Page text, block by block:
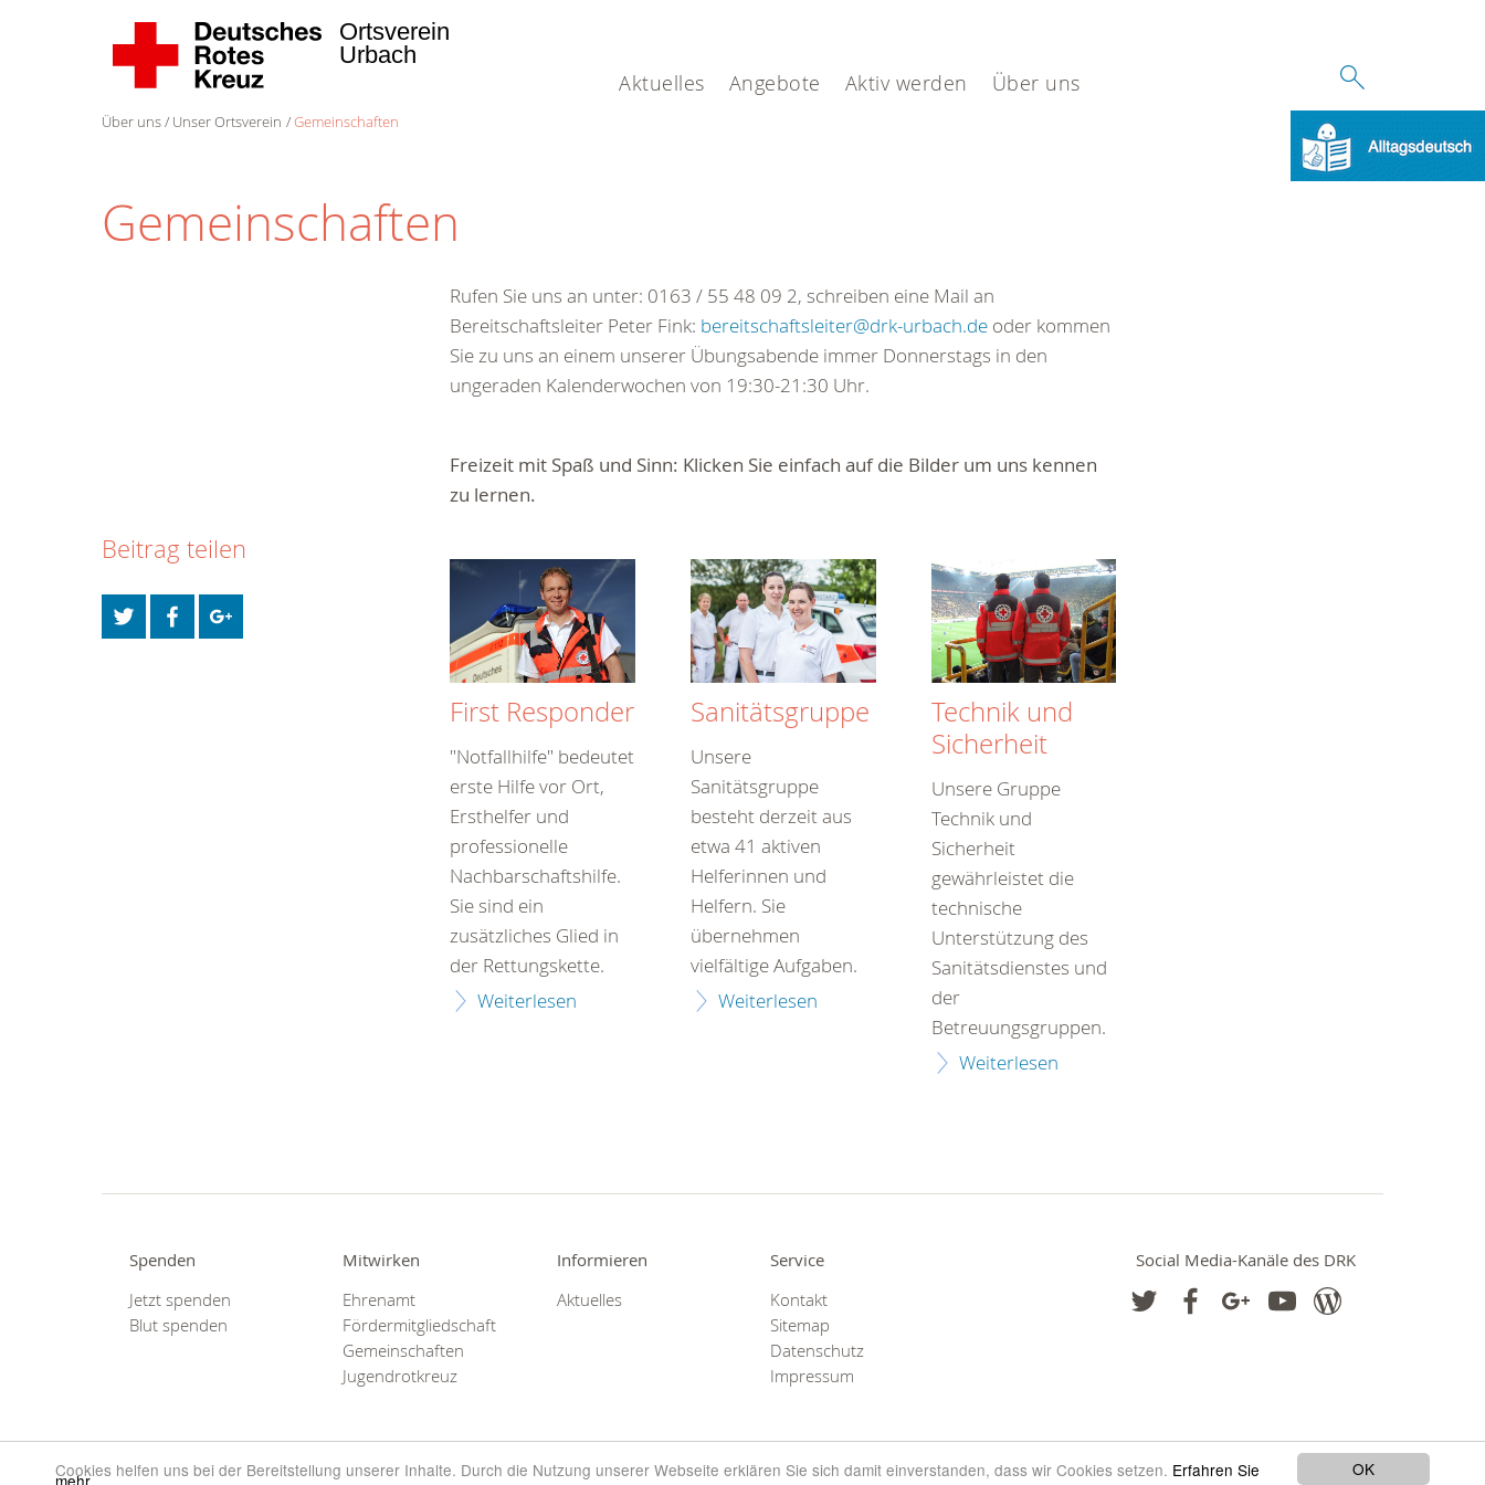
OK
Cookies helfen uns bei der Bereitstellung unserer Inhalte. Durch die Nutzung unserer Webseite erklären Sie sich damit einverstanden, dass wir Cookies setzen. Erfahren Sie
mehr
Aktuelles Angebote Aktiv werden Über uns
Ortsverein
Urbach
Über uns Unser Ortsverein Gemeinschaften
Gemeinschaften
Rufen Sie uns an unter: 0163 / 55 48 09 2, schreiben eine Mail an
Bereitschaftsleiter Peter Fink: bereitschaftsleiter@drk-urbach.de oder kommen
Sie zu uns an einem unserer Übungsabende immer Donnerstags in den
ungeraden Kalenderwochen von 19:30-21:30 Uhr.
Freizeit mit Spaß und Sinn: Klicken Sie einfach auf die Bilder um uns kennen
zu lernen.
First Responder
"Notfallhilfe" bedeutet
erste Hilfe vor Ort,
Ersthelfer und
professionelle
Nachbarschaftshilfe.
Sie sind ein
zusätzliches Glied in
der Rettungskette.
Weiterlesen
Sanitätsgruppe
Unsere
Sanitätsgruppe
besteht derzeit aus
etwa 41 aktiven
Helferinnen und
Helfern. Sie
übernehmen
vielfältige Aufgaben.
Weiterlesen
Technik und
Sicherheit
Unsere Gruppe
Technik und
Sicherheit
gewährleistet die
technische
Unterstützung des
Sanitätsdienstes und
der
Betreuungsgruppen.
Weiterlesen
Beitrag teilen
Spenden
Jetzt spenden
Blut spenden
Mitwirken
Ehrenamt
Fördermitgliedschaft
Gemeinschaften
Jugendrotkreuz
Informieren
Aktuelles
Service
Kontakt
Sitemap
Datenschutz
Impressum
Social Media-Kanäle des DRK